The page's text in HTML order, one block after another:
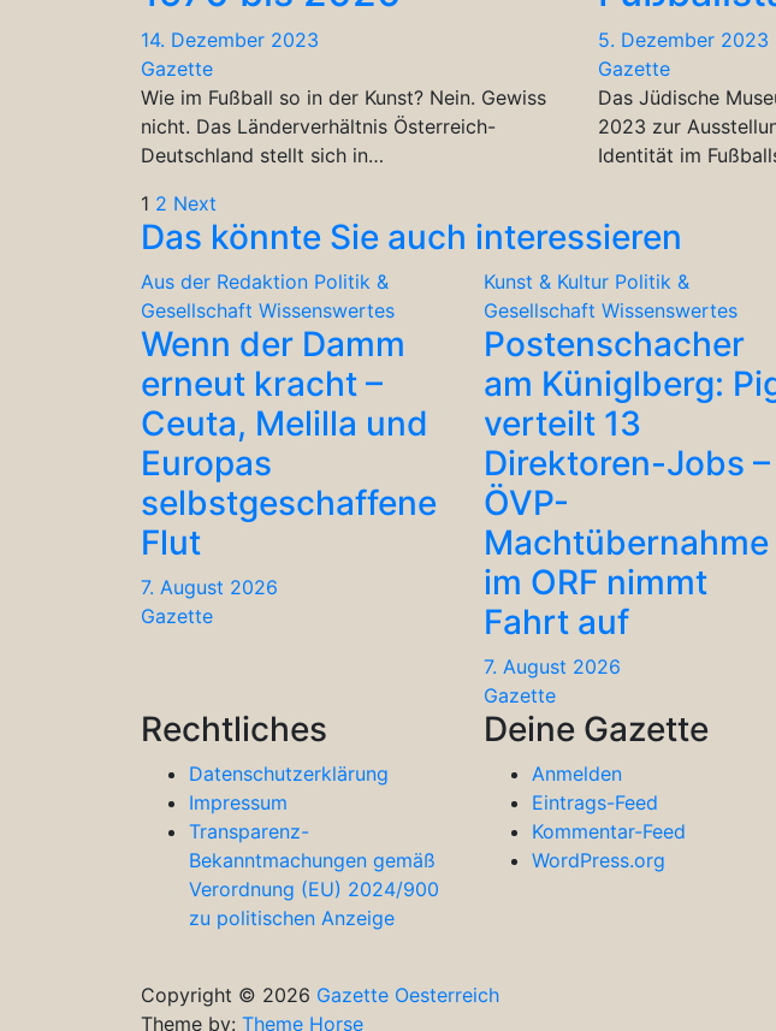
14. Dezember 2023
Gazette
Wie im Fußball so in der Kunst? Nein. Gewiss
nicht. Das Länderverhältnis Österreich-
Deutschland stellt sich in…
5. Dezember 2023
Gazette
Das Jüdische
2023 zur
Identität im
Seitennummerierung
der
Beiträge
1 2 Next
Das könnte Sie auch interessieren
Aus der Redaktion Politik &
Gesellschaft Wissenswertes
Wenn der Damm
erneut kracht –
Ceuta, Melilla und
Europas
selbstgeschaffene
Flut
7. August 2026
Gazette
Kunst & Kultur Politik &
Gesellschaft Wissenswertes
Postenschacher
am Küniglberg:
verteilt 13
Direktoren-Jobs –
ÖVP-
Machtübernahme
im ORF nimmt
Fahrt auf
7. August 2026
Gazette
Rechtliches
Datenschutzerklärung
Impressum
Transparenz-
Bekanntmachungen gemäß
Verordnung (EU) 2024/900
zu politischen Anzeige
Deine Gazette
Anmelden
Eintrags-Feed
Kommentar-Feed
WordPress.org
Copyright © 2026 Gazette Oesterreich
Theme by: Theme Horse